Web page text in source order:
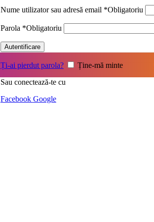
Nume utilizator sau adresă email *Obligatoriu
Parola *Obligatoriu
Autentificare
Ți-ai pierdut parola?
Ține-mă minte
Sau conectează-te cu
Facebook Google